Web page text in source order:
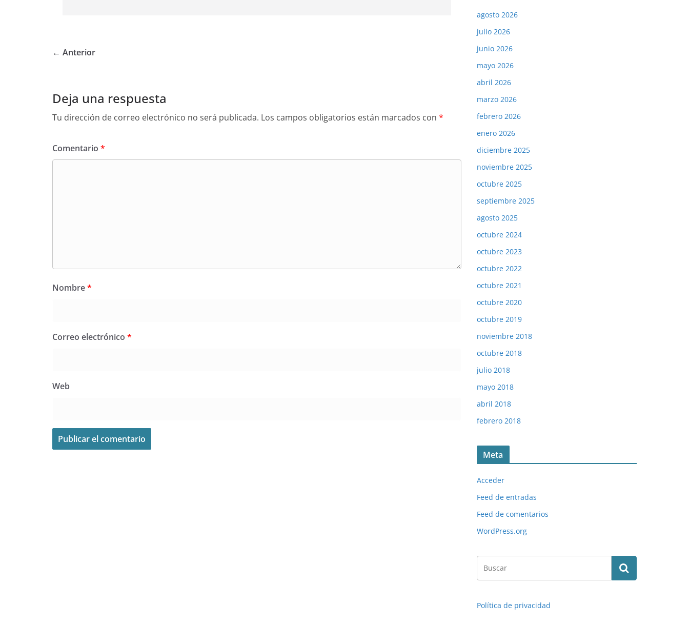
← Anterior
Deja una respuesta
Tu dirección de correo electrónico no será publicada. Los campos obligatorios están marcados con *
Comentario *
Nombre*
Correo electrónico *
Web
agosto 2026
julio 2026
junio 2026
mayo 2026
abril 2026
marzo 2026
febrero 2026
enero 2026
diciembre 2025
noviembre 2025
octubre 2025
septiembre 2025
agosto 2025
octubre 2024
octubre 2023
octubre 2022
octubre 2021
octubre 2020
octubre 2019
noviembre 2018
octubre 2018
julio 2018
mayo 2018
abril 2018
febrero 2018
Meta
Acceder
Feed de entradas
Feed de comentarios
WordPress.org
Política de privacidad